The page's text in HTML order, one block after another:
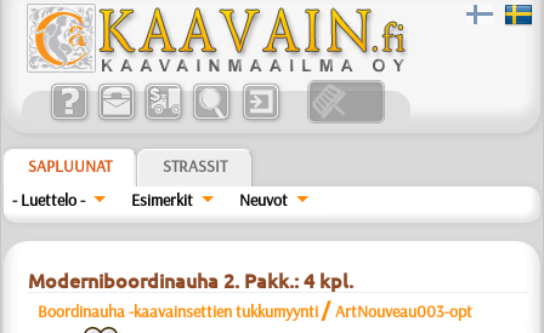
SAPLUUNAT
STRASSIT
- Luettelo -
Esimerkit Neuvot
Moderniboordinauha 2. Pakk.: 4 kpl.
Boordinauha -kaavainsettien tukkumyynti /ArtNouveau003-opt